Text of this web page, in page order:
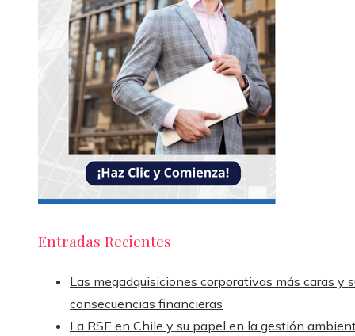
Entradas Recientes
Las megadquisiciones corporativas más caras y
consecuencias financieras
La RSE en Chile y su papel en la gestión